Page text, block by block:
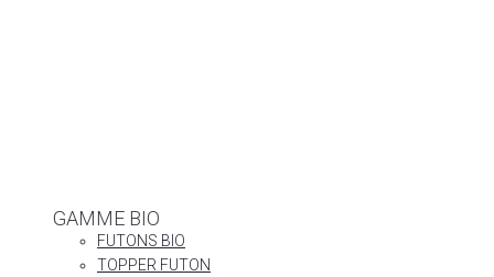
GAMME BIO
FUTONS BIO
TOPPER FUTON